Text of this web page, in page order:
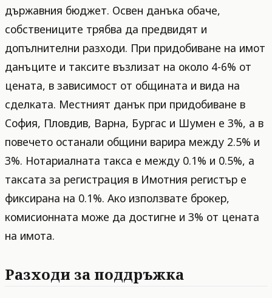
държавния бюджет. Освен данъка обаче,
собствениците трябва да предвидят и
допълнителни разходи. При придобиване на имот
данъците и таксите възлизат на около 4-6% от
цената, в зависимост от общината и вида на
сделката. Местният данък при придобиване в
София, Пловдив, Варна, Бургас и Шумен е 3%, а в
повечето останали общини варира между 2.5% и
3%. Нотариалната такса е между 0.1% и 0.5%, а
таксата за регистрация в Имотния регистър е
фиксирана на 0.1%. Ако използвате брокер,
комисионната може да достигне и 3% от цената
на имота.
Разходи за поддръжка